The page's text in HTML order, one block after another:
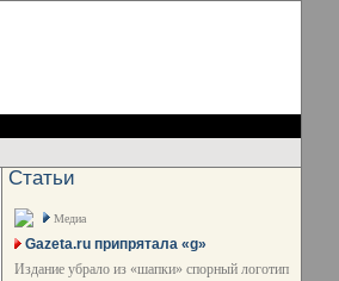
Статьи
Медиа
Gazeta.ru припрятала «g»
Издание убрало из «шапки» спорный логотип